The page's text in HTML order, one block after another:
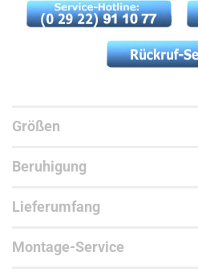
Größen
Beruhigung
Lieferumfang
Montage-Service